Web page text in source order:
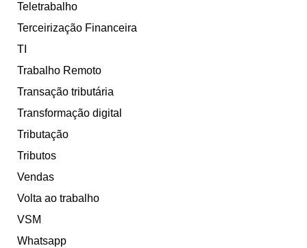
Teletrabalho
Terceirização Financeira
TI
Trabalho Remoto
Transação tributária
Transformação digital
Tributação
Tributos
Vendas
Volta ao trabalho
VSM
Whatsapp